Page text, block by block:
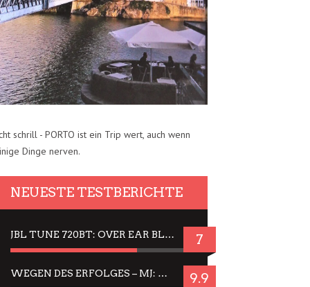
schrill - PORTO ist ein Trip wert, auch wenn
Dinge nerven.
NEUESTE TESTBERICHTE
JBL TUNE 720BT: OVER EAR BLUETOOTH KOPFHÖRER UM DIE 50,-€ IM DAUER-TEST 7
WEGEN DES ERFOLGES – MJ: MICHAEL JACKSON MUSICAL IN EINER MATINEE SEHEN 9.9